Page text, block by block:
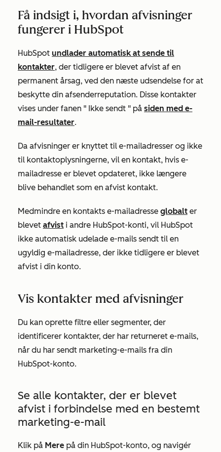
Få indsigt i, hvordan afvisninger
fungerer i HubSpot
HubSpot undlader automatisk at sende til
kontakter, der tidligere er blevet afvist af en
permanent årsag, ved den næste udsendelse for at
beskytte din afsenderreputation. Disse kontakter
vises under fanen " Ikke sendt " på siden med e-
mail-resultater.
Da afvisninger er knyttet til e-mailadresser og ikke
til kontaktoplysningerne, vil en kontakt, hvis e-
mailadresse er blevet opdateret, ikke længere
blive behandlet som en afvist kontakt.
Medmindre en kontakts e-mailadresse globalt er
blevet afvist i andre HubSpot-konti, vil HubSpot
ikke automatisk udelade e-mails sendt til en
ugyldig e-mailadresse, der ikke tidligere er blevet
afvist i din konto.
Vis kontakter med afvisninger
Du kan oprette filtre eller segmenter, der
identificerer kontakter, der har returneret e-mails,
når du har sendt marketing-e-mails fra din
HubSpot-konto.
Se alle kontakter, der er blevet
afvist i forbindelse med en bestemt
marketing-e-mail
Klik på Mere på din HubSpot-konto, og navigér